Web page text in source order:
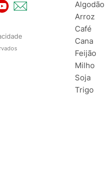
Algodão
Arroz
Café
Cana
Feijão
Milho
Soja
Trigo